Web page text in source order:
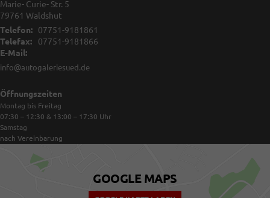
Marie- Curie- Str. 5
79761 Waldshut
Telefon:
07751-9181861
Telefax:
07751-9181866
E-Mail:
info@autogaleriesued.de
Öffnungszeiten
Montag bis Freitag
07:30 – 12:30 & 13:00 – 17:30 Uhr
Samstag
nach Vereinbarung
GOOGLE MAPS